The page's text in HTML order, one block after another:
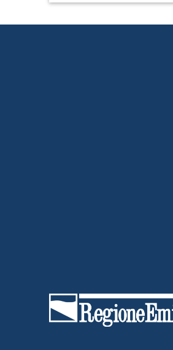
che trasforma le idee
senza
servizi di ideazione,